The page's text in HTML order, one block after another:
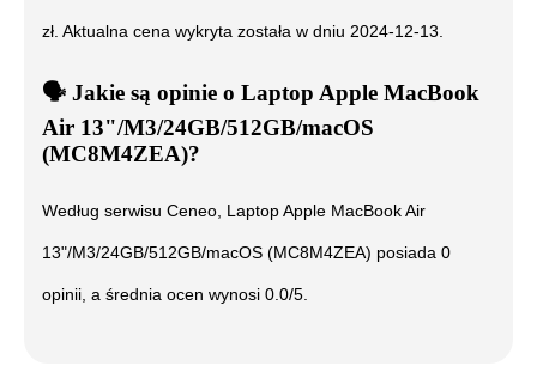
zł. Aktualna cena wykryta została w dniu 2024-12-13
🗣️ ️ Jakie są opinie o Laptop Apple MacBook
Air 13"/M3/24GB/512GB/macOS
(MC8M4ZEA)?
Według serwisu Ceneo, Laptop Apple MacBook Air
13"/M3/24GB/512GB/macOS (MC8M4ZEA) posiada 0
opinii, a średnia ocen wynosi 0.0/5.